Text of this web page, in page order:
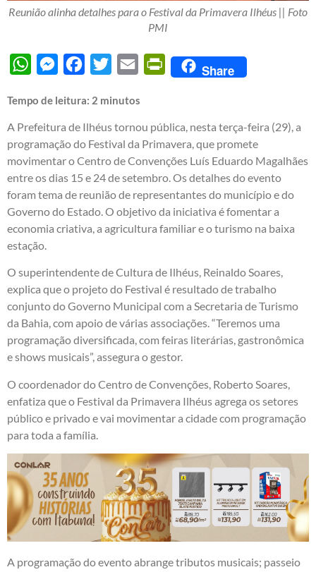
Reunião alinha detalhes para o Festival da Primavera Ilhéus || Foto
PMI
WhatsAppMessengerFacebook
Twitter Email PrintFriendly
Share
Tempo de leitura: 2 minutos
A Prefeitura de Ilhéus tornou pública, nesta terça-feira (29), a
programação do Festival da Primavera, que promete
movimentar o Centro de Convenções Luís Eduardo Magalhães
entre os dias 15 e 24 de setembro. Os detalhes do evento
foram tema de reunião de representantes do município e do
Governo do Estado. O objetivo da iniciativa é fomentar a
economia criativa, a agricultura familiar e o turismo na baixa
estação.
O superintendente de Cultura de Ilhéus, Reinaldo Soares,
explica que o projeto do Festival é resultado de trabalho
conjunto do Governo Municipal com a Secretaria de Turismo
da Bahia, com apoio de várias associações. “Teremos uma
programação diversificada, com feiras literárias, gastronômica
e shows musicais”, assegura o gestor.
O coordenador do Centro de Convenções, Roberto Soares,
enfatiza que o Festival da Primavera Ilhéus agrega os setores
público e privado e vai movimentar a cidade com programação
para toda a família.
A programação do evento abrange tributos musicais; passeio